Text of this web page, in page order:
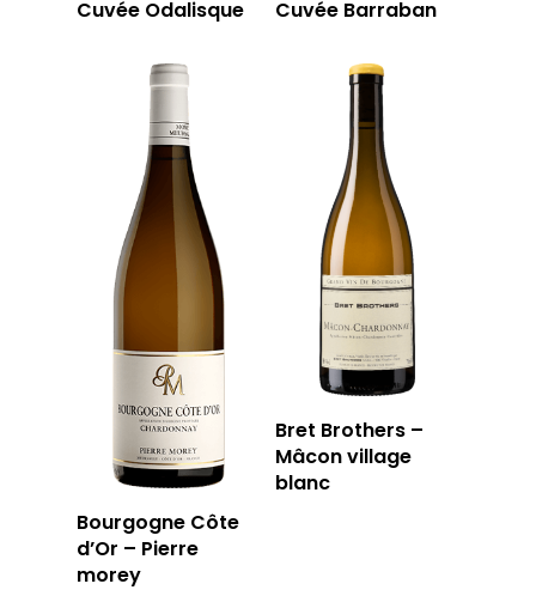
Cuvée Odalisque
Cuvée Barraban
Bourgogne Côte
d’Or – Pierre
morey
Bret Brothers –
Mâcon village
blanc